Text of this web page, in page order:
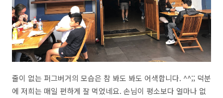
줄이 없는 퍼그버거의 모습은 참 봐도 봐도 어색합니다. ^^;; 덕분
에 저희는 매일 편하게 잘 먹었네요. 손님이 평소보다 얼마나 없